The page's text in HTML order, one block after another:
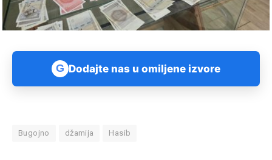
G Dodajte nas u omiljene izvore
Bugojno džamija Hasib